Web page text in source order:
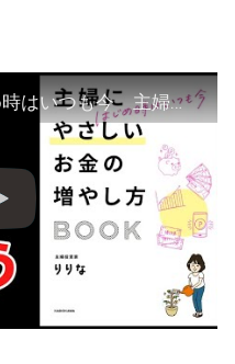
【ベストセラー】「はじめ時はいつも今 主婦にやさしいお金の増やし方BOOK（りりな）」を15分で解説してみた